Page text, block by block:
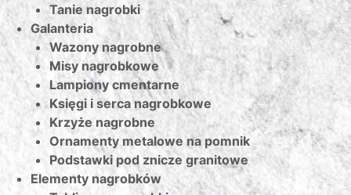
Tanie nagrobki
Galanteria
Wazony nagrobne
Misy nagrobkowe
Lampiony cmentarne
Księgi i serca nagrobkowe
Krzyże nagrobne
Ornamenty metalowe na pomnik
Podstawki pod znicze granitowe
Elementy nagrobków